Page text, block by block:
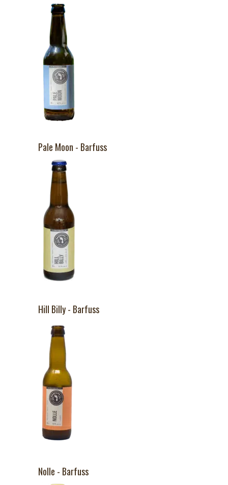
Pale Moon - Barfuss
Hill Billy - Barfuss
Nolle - Barfuss